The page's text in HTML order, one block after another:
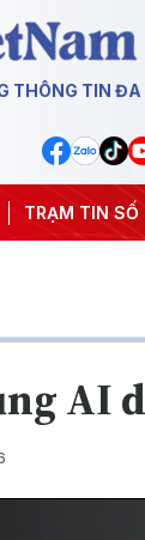
THÔNG TIN ĐA
TRẠM TIN SỐ
#An ninh
AI